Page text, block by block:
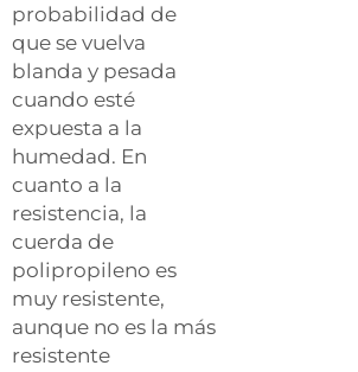
probabilidad de
que se vuelva
blanda y pesada
cuando esté
expuesta a la
humedad. En
cuanto a la
resistencia, la
cuerda de
polipropileno es
muy resistente,
aunque no es la más
resistente